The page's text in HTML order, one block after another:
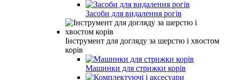
Засоби для видалення рогів
Інструмент для догляду за шерстю і хвостом
корів
Машинки для стрижки корів